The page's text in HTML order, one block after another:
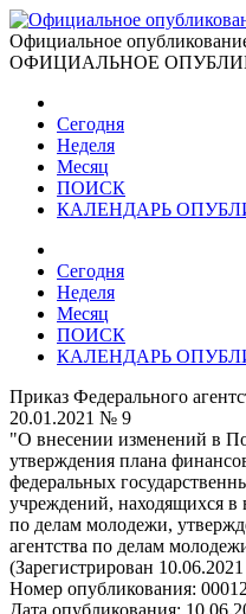
Официальное
ОФИЦИАЛЬНОЕ
Сегодня
Неделя
Месяц
ПОИСК
КАЛЕНДАРЬ
Сегодня
Неделя
Месяц
ПОИСК
КАЛЕНДАРЬ
Приказ Федерального
20.01.2021 № 9
"О внесении изменений в
утверждения плана
федеральных
учреждений, находящихся в
по делам молодежи,
агентства по делам
(Зарегистрирован
Номер опубликования:
Дата опубликования: